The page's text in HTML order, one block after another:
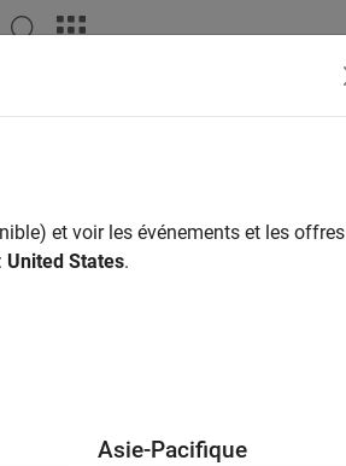
et voir les événements et les offres
United States.
Asie-Pacifique